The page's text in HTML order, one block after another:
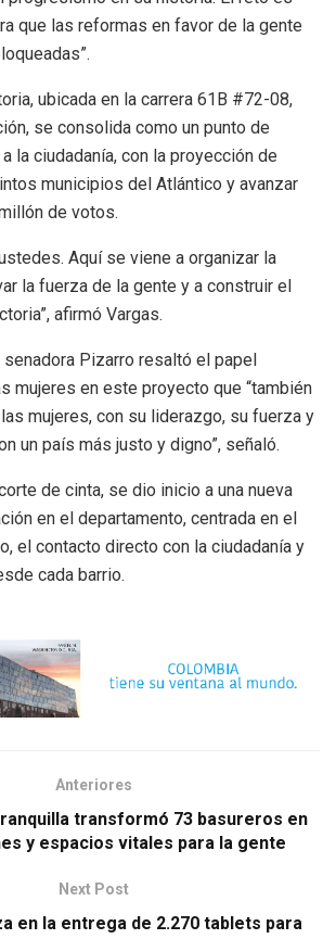
que las reformas en favor de la gente
ubicada en la carrera 61B #72-08,
se consolida como un punto de
la ciudadanía, con la proyección de
municipios del Atlántico y avanzar
de votos.
Aquí se viene a organizar la
la fuerza de la gente y a construir el
afirmó Vargas.
senadora Pizarro resaltó el papel
mujeres en este proyecto que “también
mujeres, con su liderazgo, su fuerza y
un país más justo y digno”, señaló.
de cinta, se dio inicio a una nueva
en el departamento, centrada en el
el contacto directo con la ciudadanía y
cada barrio.
Anteriores
transformó 73 basureros en
y espacios vitales para la gente
Next Post
en la entrega de 2.270 tablets para